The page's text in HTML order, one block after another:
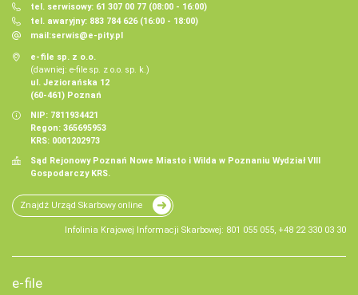
tel. serwisowy: 61 307 00 77 (08:00 - 16:00)
tel. awaryjny: 883 784 626 (16:00 - 18:00)
mail:serwis@e-pity.pl
e-file sp. z o.o.
(dawniej: e-file sp. z o.o. sp. k.)
ul. Jeziorańska 12
(60-461) Poznań
NIP: 7811934421
Regon: 365695953
KRS: 0001202973
Sąd Rejonowy Poznań Nowe Miasto i Wilda w Poznaniu Wydział VIII
Gospodarczy KRS.
Znajdź Urząd Skarbowy online
Infolinia Krajowej Informacji Skarbowej: 801 055 055, +48 22 330 03 30
e-file